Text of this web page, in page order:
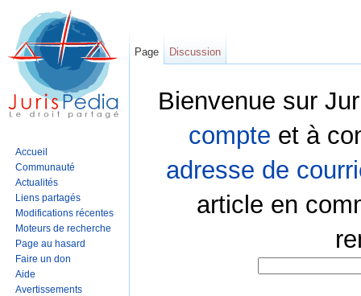
Bienvenue sur
compte et à
adresse de
article en
Page Discussion
Accueil
Communauté
Actualités
Liens partagés
Modifications récentes
Moteurs de recherche
Page au hasard
Faire un don
Aide
Avertissements